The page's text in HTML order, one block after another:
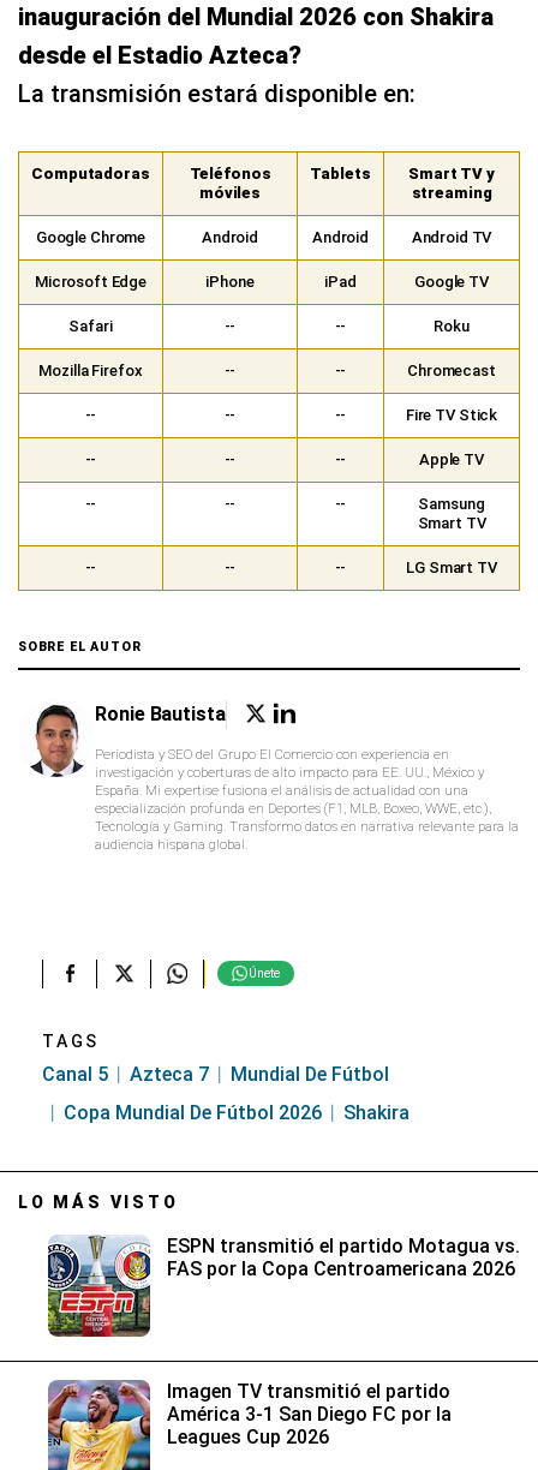
inauguración del Mundial 2026 con Shakira
desde el Estadio Azteca?
La transmisión estará disponible en:
Computadoras
Teléfonos
móviles
Tablets
Smart TV y
streaming
Google Chrome Android Android Android TV
Microsoft Edge iPhone iPad Google TV
Safari -- -- Roku
Mozilla Firefox -- -- Chromecast
-- -- -- Fire TV Stick
-- -- -- Apple TV
-- -- --
Samsung
Smart TV
-- -- -- LG Smart TV
SOBRE EL AUTOR
Ronie Bautista
Periodista y SEO del Grupo El Comercio con experiencia en
investigación y coberturas de alto impacto para EE. UU., México y
España. Mi expertise fusiona el análisis de actualidad con una
especialización profunda en Deportes (F1, MLB, Boxeo, WWE, etc.),
Tecnología y Gaming. Transformo datos en narrativa relevante para la
audiencia hispana global.
Únete
TAGS
Canal 5 Azteca 7
Mundial De Fútbol
Copa Mundial De Fútbol 2026
Shakira
LO MÁS VISTO
ESPN transmitió el partido Motagua vs.
FAS por la Copa Centroamericana 2026
Imagen TV transmitió el partido
América 3-1 San Diego FC por la
Leagues Cup 2026